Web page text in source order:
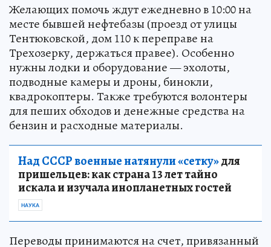
Желающих помочь ждут ежедневно в 10:00 на
месте бывшей нефтебазы (проезд от улицы
Тентюковской, дом 110 к переправе на
Трехозерку, держаться правее). Особенно
нужны лодки и оборудование — эхолоты,
подводные камеры и дроны, бинокли,
квадрокоптеры. Также требуются волонтеры
для пеших обходов и денежные средства на
бензин и расходные материалы.
Над СССР военные натянули «сетку»для
пришельцев: как страна 13 лет тайно
искала и изучала инопланетных гостей
НАУКА
Переводы принимаются на счет, привязанный